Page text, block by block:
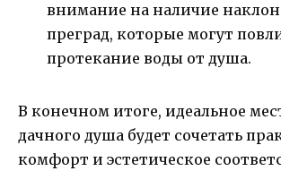
внимание на наличие
преград, которые могут
протекание воды от душа.
В конечном итоге, идеальное
дачного душа будет сочетать
комфорт и эстетическое